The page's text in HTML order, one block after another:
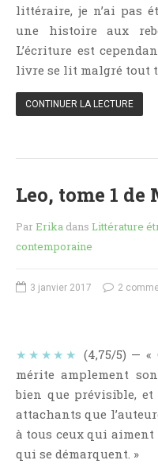
CONCOURS
LIENS
CONTACT
CATÉGORIES
Articles De Nadège
Bibliothèque De A À Z
Biographie Fictionnelle
Bit-Lit
Chick-Lit
Classique
littéraire, je n’ai pas
une histoire aux
L’écriture est
livre se lit malgré tout
CONTINUER LA LECTURE
Leo, tome 1
ParErika dans Littérature
contemporaine
3 janvier 2017 2
★★★★★ (4,75/5) —
mérite amplement
bien que prévisible,
attachants que
à tous ceux qui aiment
qui se démarquent. »